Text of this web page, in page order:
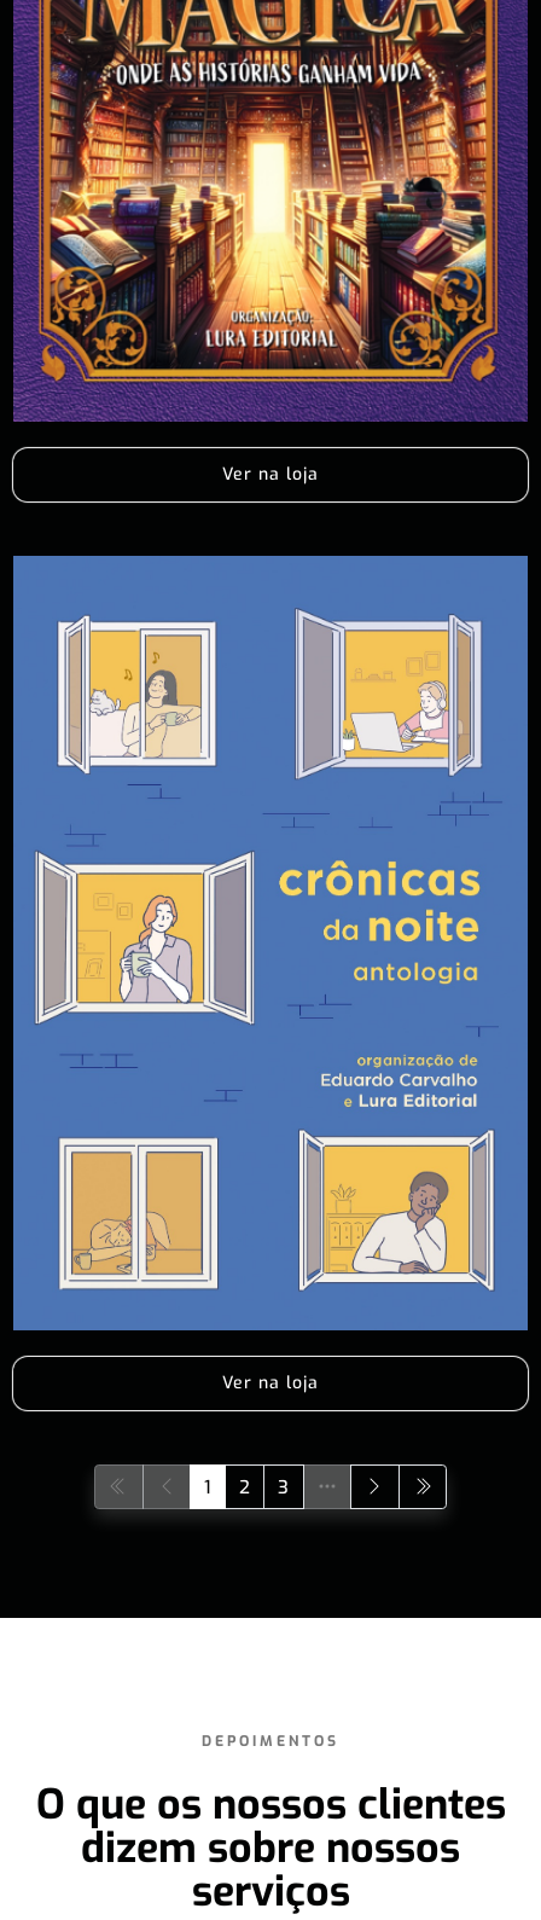
Ver na loja
Ver na loja
1 2 3
DEPOIMENTOS
O que os nossos clientes
dizem sobre nossos
serviços